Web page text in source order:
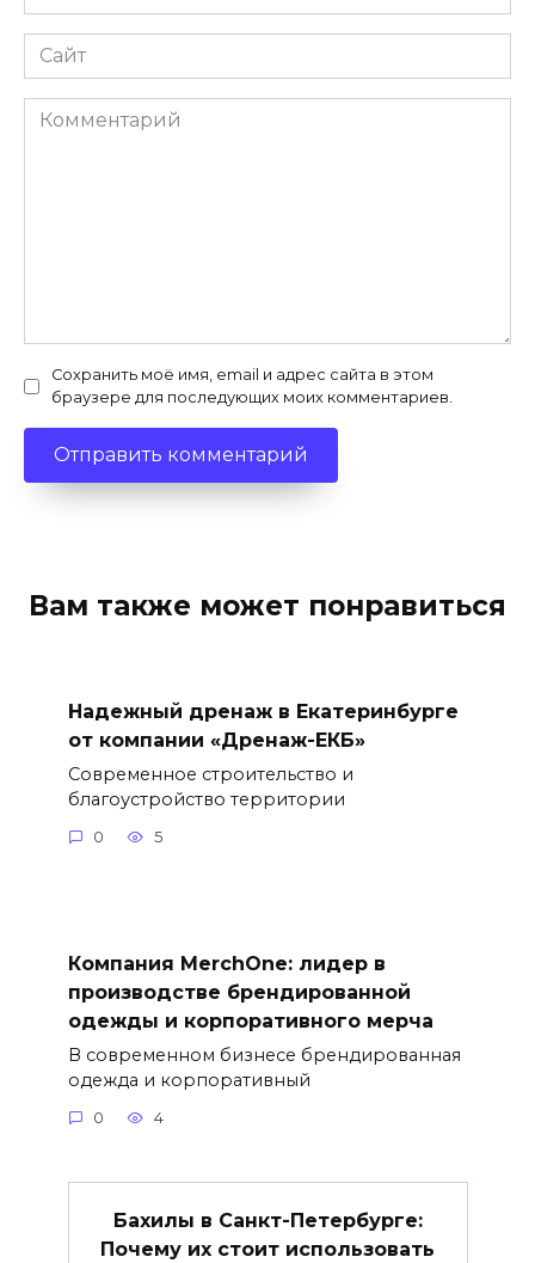
*
Сайт
Комментарий
Сохранить моё имя, email и адрес сайта в этом
браузере для последующих моих комментариев.
Вам также может понравиться
Надежный дренаж в Екатеринбурге
от компании «Дренаж-ЕКБ»
Современное строительство и
благоустройство территории
0 5
Компания MerchOne: лидер в
производстве брендированной
одежды и корпоративного мерча
В современном бизнесе брендированная
одежда и корпоративный
0 4
Бахилы в Санкт-Петербурге:
Почему их стоит использовать